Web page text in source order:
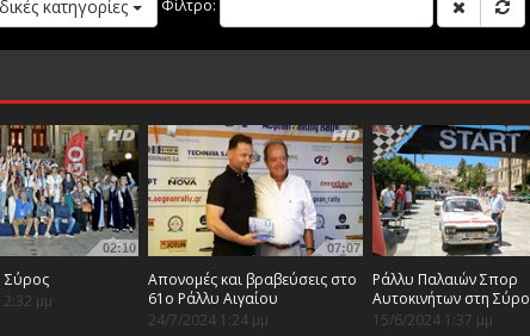
κατηγορίες Φίλτρο:
02:10
Σύρος
μμ
07:07
Απονομές και βραβεύσεις στο
61ο Ράλλυ Αιγαίου
24/7/2024 1:24 μμ
Ράλλυ Παλαιών Σπορ
Αυτοκινήτων στη Σύρο
15/6/2024 1:37 μμ